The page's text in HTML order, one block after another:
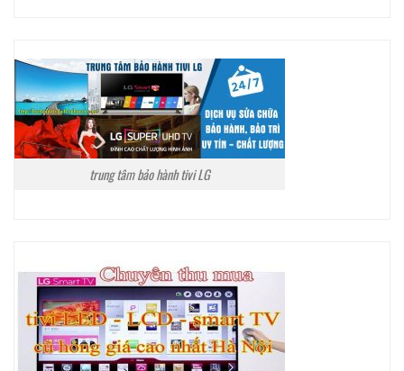
trung tâm bảo hành tivi LG